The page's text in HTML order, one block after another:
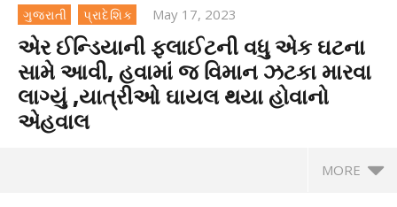
ગુજરાતી પ્રાદેશિક May 17, 2023
એર ઈન્ડિયાની ફ્લાઈટની વધુ એક ઘટના
સામે આવી, હવામાં જ વિમાન ઝટકા મારવા
લાગ્યું ,યાત્રીઓ ઘાયલ થયા હોવાનો
એહવાલ
MORE